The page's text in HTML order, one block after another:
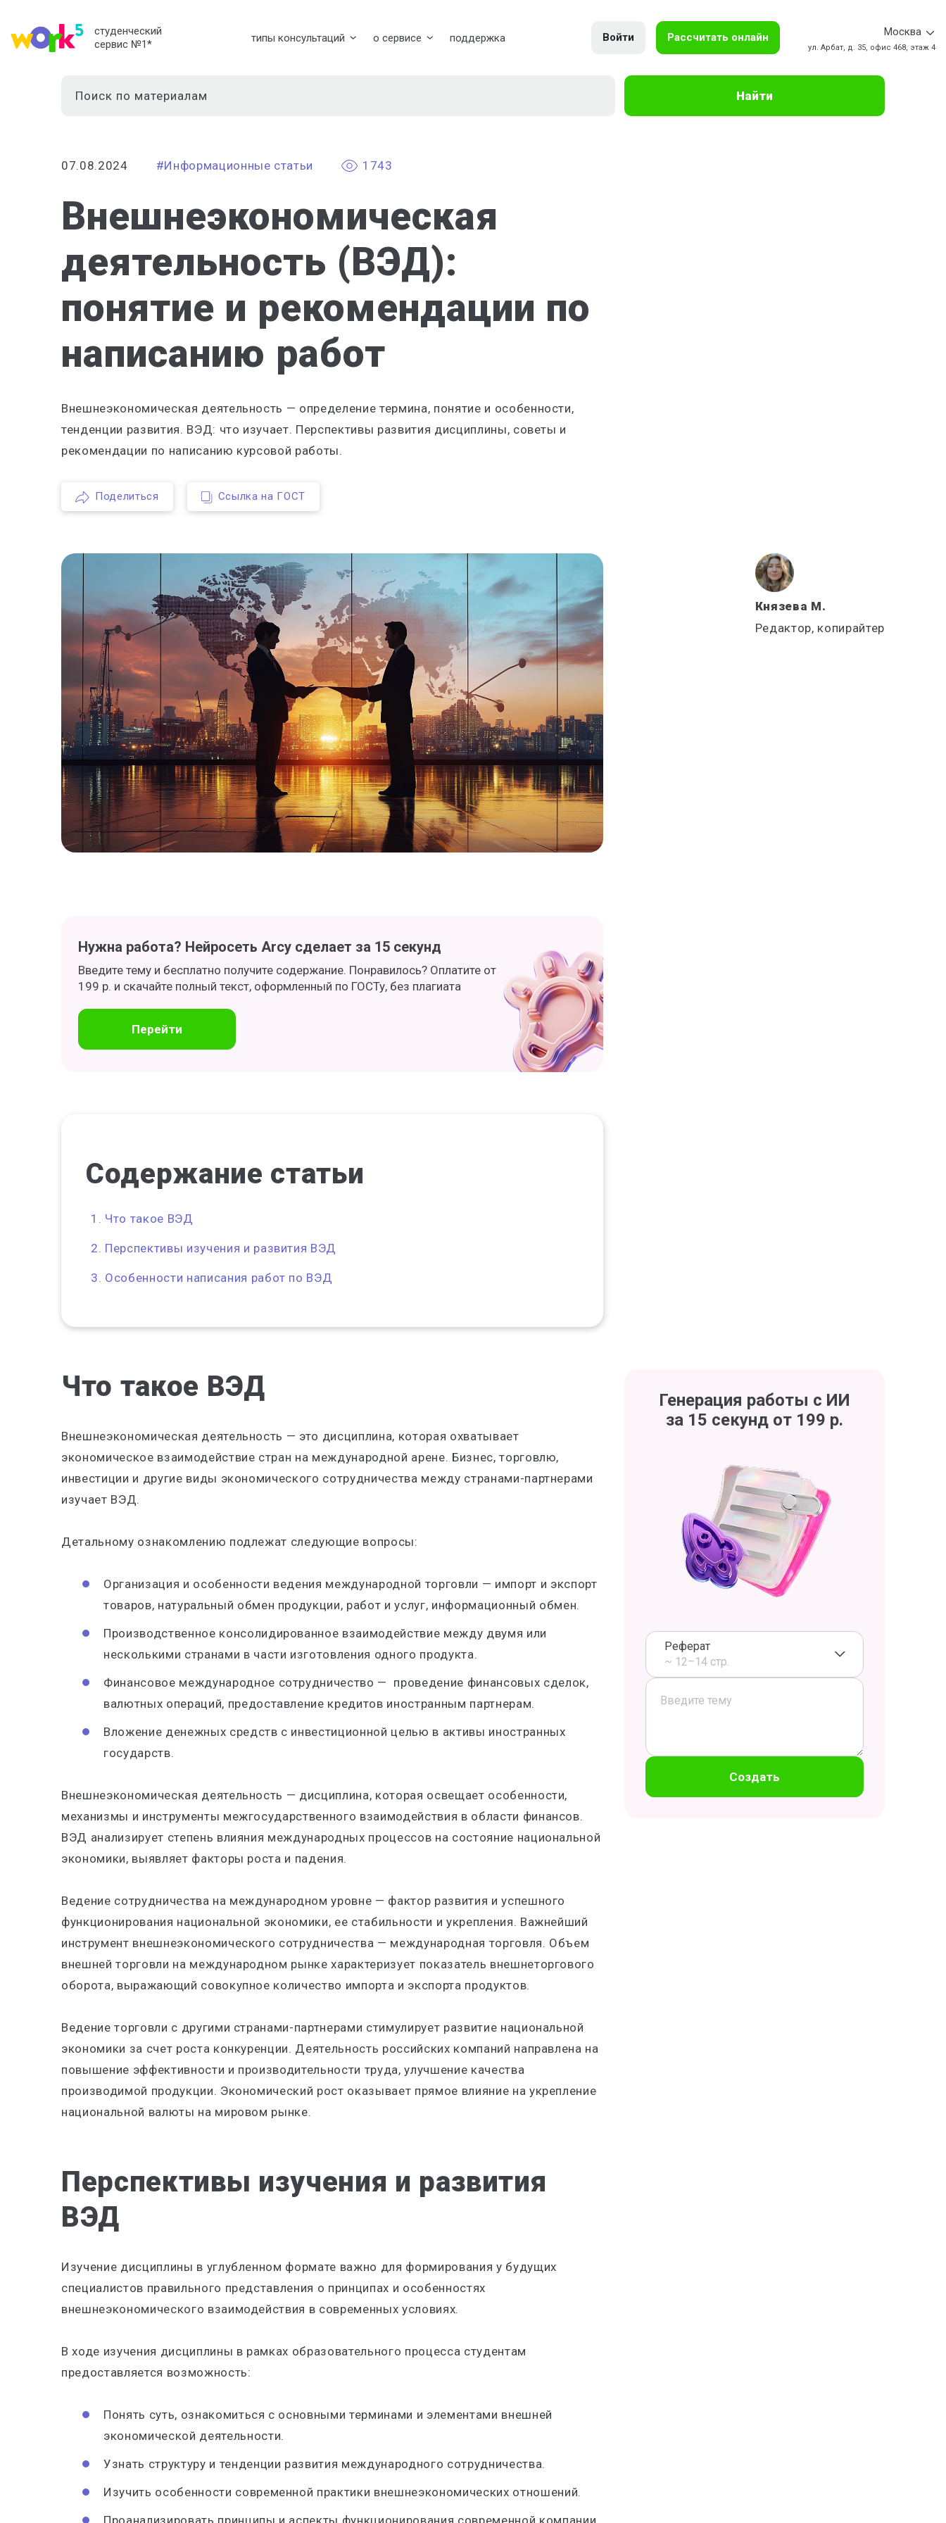
студенческий
сервис №1* типы консультаций о сервисе поддержка Войти Рассчитать онлайн Москва
ул. Арбат, д. 35, офис 468, этаж 4
Найти
07.08.2024 #Информационные статьи 1743
Внешнеэкономическая
деятельность (ВЭД):
понятие и рекомендации по
написанию работ
Внешнеэкономическая деятельность — определение термина, понятие и особенности,
тенденции развития. ВЭД: что изучает. Перспективы развития дисциплины, советы и
рекомендации по написанию курсовой работы.
Поделиться Ссылка на ГОСТ
Князева М.
Редактор, копирайтер
Нужна работа? Нейросеть Arcy сделает за 15 секунд
Введите тему и бесплатно получите содержание. Понравилось? Оплатите от
199 р. и скачайте полный текст, оформленный по ГОСТу, без плагиата
Перейти
Содержание статьи
Что такое ВЭД
Перспективы изучения и развития ВЭД
Особенности написания работ по ВЭД
Что такое ВЭД
Внешнеэкономическая деятельность — это дисциплина, которая охватывает
экономическое взаимодействие стран на международной арене. Бизнес, торговлю,
инвестиции и другие виды экономического сотрудничества между странами-партнерами
изучает ВЭД.
Детальному ознакомлению подлежат следующие вопросы:
Организация и особенности ведения международной торговли — импорт и экспорт
товаров, натуральный обмен продукции, работ и услуг, информационный обмен.
Производственное консолидированное взаимодействие между двумя или
несколькими странами в части изготовления одного продукта.
Финансовое международное сотрудничество — проведение финансовых сделок,
валютных операций, предоставление кредитов иностранным партнерам.
Вложение денежных средств с инвестиционной целью в активы иностранных
государств.
Внешнеэкономическая деятельность — дисциплина, которая освещает особенности,
механизмы и инструменты межгосударственного взаимодействия в области финансов.
ВЭД анализирует степень влияния международных процессов на состояние национальной
экономики, выявляет факторы роста и падения.
Ведение сотрудничества на международном уровне — фактор развития и успешного
функционирования национальной экономики, ее стабильности и укрепления. Важнейший
инструмент внешнеэкономического сотрудничества — международная торговля. Объем
внешней торговли на международном рынке характеризует показатель внешнеторгового
оборота, выражающий совокупное количество импорта и экспорта продуктов.
Ведение торговли с другими странами-партнерами стимулирует развитие национальной
экономики за счет роста конкуренции. Деятельность российских компаний направлена на
повышение эффективности и производительности труда, улучшение качества
производимой продукции. Экономический рост оказывает прямое влияние на укрепление
национальной валюты на мировом рынке.
Перспективы изучения и развития
ВЭД
Изучение дисциплины в углубленном формате важно для формирования у будущих
специалистов правильного представления о принципах и особенностях
внешнеэкономического взаимодействия в современных условиях.
В ходе изучения дисциплины в рамках образовательного процесса студентам
предоставляется возможность:
Понять суть, ознакомиться с основными терминами и элементами внешней
экономической деятельности.
Узнать структуру и тенденции развития международного сотрудничества.
Изучить особенности современной практики внешнеэкономических отношений.
Проанализировать принципы и аспекты функционирования современной компании,
Генерация работы с ИИ
за 15 секунд от 199 р.
Реферат
~ 12–14 стр.
Создать